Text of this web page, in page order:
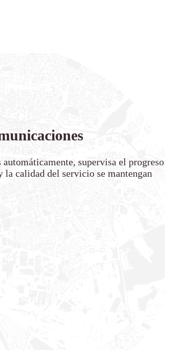
supervisa el progreso
calidad del servicio se mantengan